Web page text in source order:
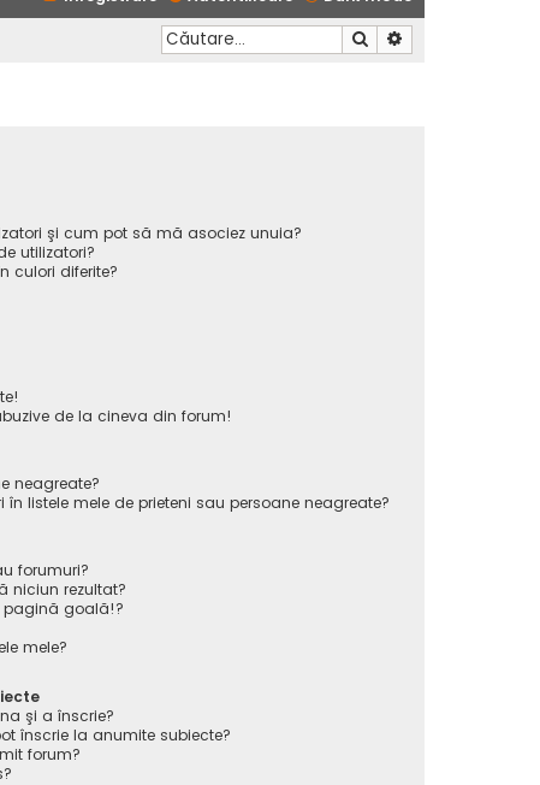
Căutare
şi cum pot să mă asociez unuia?
utilizatori?
culori diferite?
de la cineva din forum!
neagreate?
listele mele de prieteni sau persoane neagreate?
forumuri?
niciun rezultat?
pagină goală!?
mele?
şi a înscrie?
înscrie la anumite subiecte?
forum?